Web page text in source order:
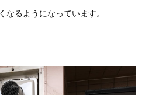
なるようになっています。